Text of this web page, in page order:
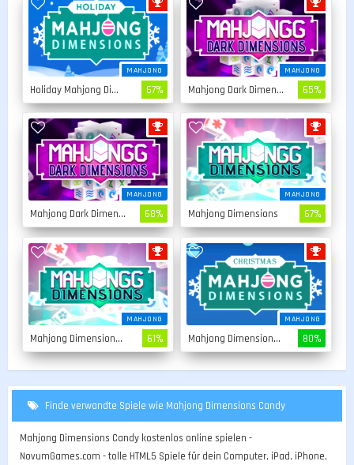
MAHJONG
Holiday Mahjong Dimensions 67%
MAHJONG
Mahjong Dark Dimensions 65%
MAHJONG
Mahjong Dark Dimensions 15 Minuten 68%
MAHJONG
Mahjong Dimensions 67%
MAHJONG
Mahjong Dimensions 15 Minuten 61%
MAHJONG
Mahjong Dimensions Christmas 80%
Finde verwandte Spiele wie Mahjong Dimensions Candy
Mahjong Dimensions Candy kostenlos online spielen -
NovumGames.com - tolle HTML5 Spiele für dein Computer, iPad, iPhone,